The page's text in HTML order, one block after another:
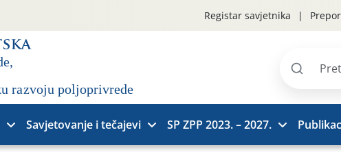
Registar savjetnika
Pretraži
Savjetovanje i tečajevi SP ZPP 2023. – 2027.